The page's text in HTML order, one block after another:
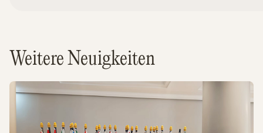
Weitere Neuigkeiten